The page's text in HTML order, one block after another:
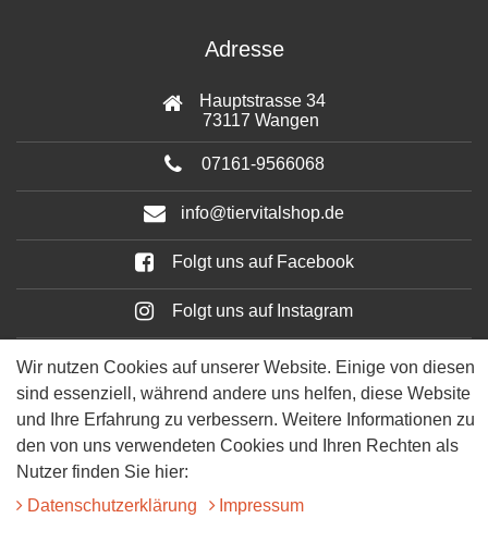
Adresse
Hauptstrasse 34
73117 Wangen
07161-9566068
info@tiervitalshop.de
Folgt uns auf Facebook
Folgt uns auf Instagram
© 2025 Tiervitalshop | Webentwicklung & Webdesign
Wir nutzen Cookies auf unserer Website. Einige von diesen
sind essenziell, während andere uns helfen, diese Website
und Ihre Erfahrung zu verbessern. Weitere Informationen zu
den von uns verwendeten Cookies und Ihren Rechten als
Nutzer finden Sie hier:
Daten­schutz­erklärung
Impressum